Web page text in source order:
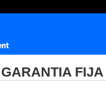
FIJA